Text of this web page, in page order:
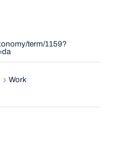
term/1159?
Work